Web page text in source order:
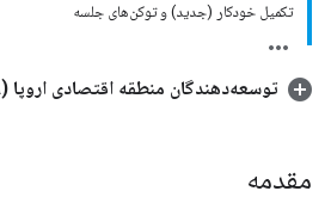
تکمیل خودکار (جدید) و توکن‌های جلسه
توسعه‌دهندگان منطقه اقتصادی اروپا (EEA)
مقدمه